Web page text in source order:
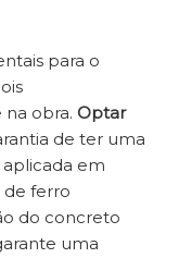
para o
obra. Optar
de ter uma
em
de ferro
do concreto
uma